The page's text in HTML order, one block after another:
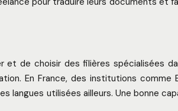
de choisir des filières spécialisées
En France, des institutions comme
langues utilisées ailleurs. Une bonne